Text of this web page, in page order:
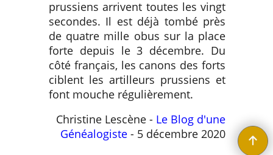
prussiens arrivent toutes les vingt
secondes. Il est déjà tombé près
de quatre mille obus sur la place
forte depuis le 3 décembre. Du
côté français, les canons des forts
ciblent les artilleurs prussiens et
font mouche régulièrement.
Christine Lescène - Le Blog d'une
Généalogiste - 5 décembre 2020